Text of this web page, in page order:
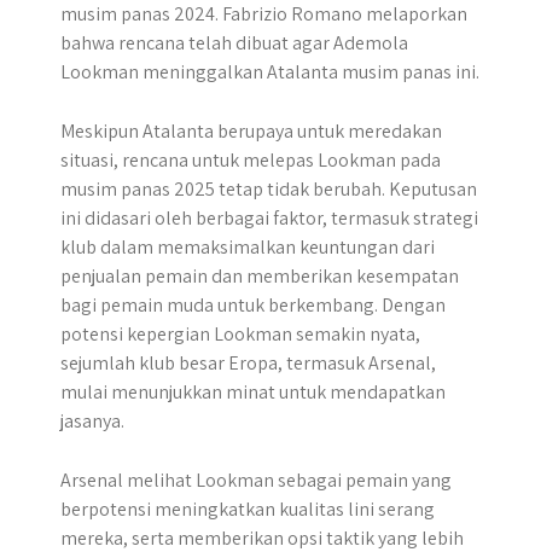
musim panas 2024. Fabrizio Romano melaporkan
bahwa rencana telah dibuat agar Ademola
Lookman meninggalkan Atalanta musim panas ini.
Meskipun Atalanta berupaya untuk meredakan
situasi, rencana untuk melepas Lookman pada
musim panas 2025 tetap tidak berubah. Keputusan
ini didasari oleh berbagai faktor, termasuk strategi
klub dalam memaksimalkan keuntungan dari
penjualan pemain dan memberikan kesempatan
bagi pemain muda untuk berkembang. Dengan
potensi kepergian Lookman semakin nyata,
sejumlah klub besar Eropa, termasuk Arsenal,
mulai menunjukkan minat untuk mendapatkan
jasanya.
Arsenal melihat Lookman sebagai pemain yang
berpotensi meningkatkan kualitas lini serang
mereka, serta memberikan opsi taktik yang lebih